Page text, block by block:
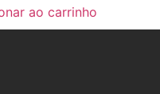
ao carrinho